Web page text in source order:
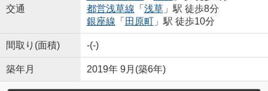
交通
都営浅草線 「 浅草」駅 徒歩8分
銀座線 「 田原町」駅 徒歩10分
間取り(面積) -(-)
築年月 2019年 9月(築6年)